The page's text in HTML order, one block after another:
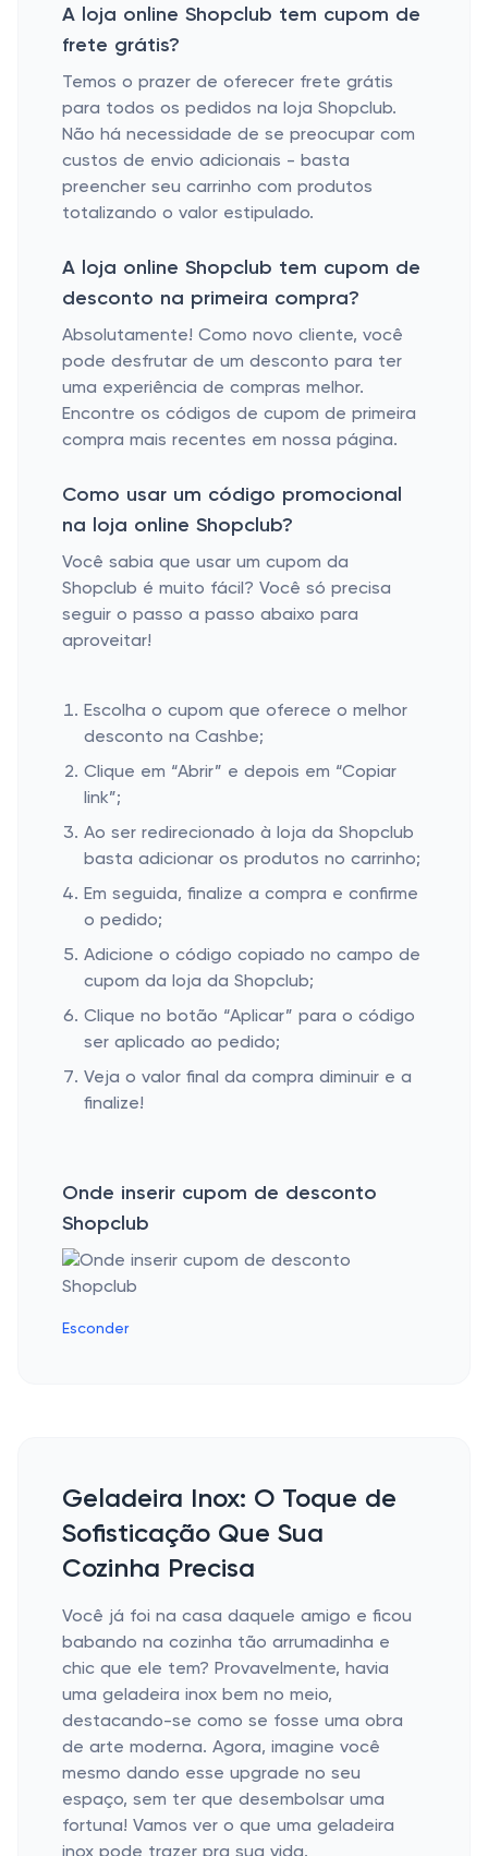
A loja online Shopclub tem cupom de
frete grátis?
Temos o prazer de oferecer frete grátis
para todos os pedidos na loja Shopclub.
Não há necessidade de se preocupar com
custos de envio adicionais - basta
preencher seu carrinho com produtos
totalizando o valor estipulado.
A loja online Shopclub tem cupom de
desconto na primeira compra?
Absolutamente! Como novo cliente, você
pode desfrutar de um desconto para ter
uma experiência de compras melhor.
Encontre os códigos de cupom de primeira
compra mais recentes em nossa página.
Como usar um código promocional
na loja online Shopclub?
Você sabia que usar um cupom da
Shopclub é muito fácil? Você só precisa
seguir o passo a passo abaixo para
aproveitar!
Escolha o cupom que oferece o melhor
desconto na Cashbe;
Clique em “Abrir” e depois em “Copiar
link”;
Ao ser redirecionado à loja da Shopclub
basta adicionar os produtos no carrinho;
Em seguida, finalize a compra e confirme
o pedido;
Adicione o código copiado no campo de
cupom da loja da Shopclub;
Clique no botão “Aplicar” para o código
ser aplicado ao pedido;
Veja o valor final da compra diminuir e a
finalize!
Onde inserir cupom de desconto
Shopclub
Esconder
Geladeira Inox: O Toque de
Sofisticação Que Sua
Cozinha Precisa
Você já foi na casa daquele amigo e ficou
babando na cozinha tão arrumadinha e
chic que ele tem? Provavelmente, havia
uma geladeira inox bem no meio,
destacando-se como se fosse uma obra
de arte moderna. Agora, imagine você
mesmo dando esse upgrade no seu
espaço, sem ter que desembolsar uma
fortuna! Vamos ver o que uma geladeira